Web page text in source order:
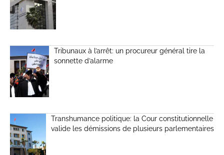
Tribunaux à l’arrêt: un procureur général tire la
sonnette d’alarme
Transhumance politique: la Cour constitutionnelle
valide les démissions de plusieurs parlementaires